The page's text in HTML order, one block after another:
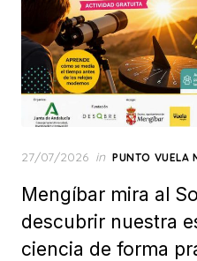
Posted
27/07/2026 in PUNTO VUELA
Mengíbar mira al
descubrir nuestra
ciencia de forma